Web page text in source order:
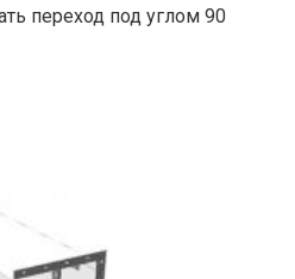
переход под углом 90